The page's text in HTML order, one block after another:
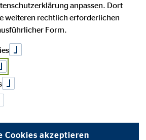
die OVB Vermögensberatung AG
anpassen. Dort
weiteren rechtlich erforderlichen
Form.
Cookies akzeptieren